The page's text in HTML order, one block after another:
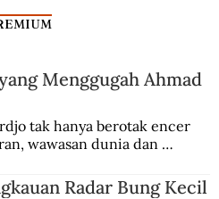
Tertua di
Menggugah Ahmad
tak hanya berotak encer
wawasan dunia dan
hingga Sun Yat-sen.
Radar Bung Kecil